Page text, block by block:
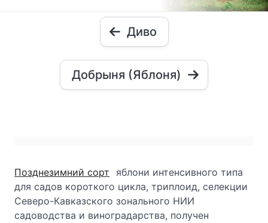
Диво
Добрыня (Яблоня)
Позднезимний сорт
яблони интенсивного типа
для садов короткого цикла, триплоид, селекции
Северо-Кавказского зонального НИИ
садоводства и виноградарства, получен